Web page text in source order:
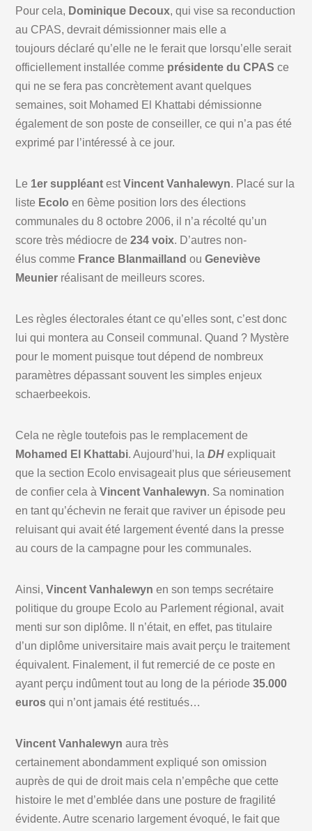
Pour cela, Dominique Decoux, qui vise sa reconduction
au CPAS, devrait démissionner mais elle a
toujours déclaré qu’elle ne le ferait que lorsqu’elle serait
officiellement installée comme présidente du CPAS ce
qui ne se fera pas concrètement avant quelques
semaines, soit Mohamed El Khattabi démissionne
également de son poste de conseiller, ce qui n’a pas été
exprimé par l’intéressé à ce jour.
Le 1er suppléant estVincent Vanhalewyn. Placé sur la
liste Ecolo en 6ème position lors des élections
communales du 8 octobre 2006, il n’a récolté qu’un
score très médiocre de234 voix. D’autres non-
élus comme France Blanmailland ouGeneviève
Meunier réalisant de meilleurs scores.
Les règles électorales étant ce qu’elles sont, c’est donc
lui qui montera au Conseil communal. Quand ? Mystère
pour le moment puisque tout dépend de nombreux
paramètres dépassant souvent les simples enjeux
schaerbeekois.
Cela ne règle toutefois pas le remplacement de
Mohamed El Khattabi. Aujourd’hui, laDH expliquait
que la section Ecolo envisageait plus que sérieusement
de confier cela àVincent Vanhalewyn. Sa nomination
en tant qu’échevin ne ferait que raviver un épisode peu
reluisant qui avait été largement éventé dans la presse
au cours de la campagne pour les communales.
Ainsi,Vincent Vanhalewyn en son temps secrétaire
politique du groupe Ecolo au Parlement régional, avait
menti sur son diplôme. Il n’était, en effet, pas titulaire
d’un diplôme universitaire mais avait perçu le traitement
équivalent. Finalement, il fut remercié de ce poste en
ayant perçu indûment tout au long de la période35.000
euros qui n’ont jamais été restitués…
Vincent Vanhalewyn aura très
certainement abondamment expliqué son omission
auprès de qui de droit mais cela n’empêche que cette
histoire le met d’emblée dans une posture de fragilité
évidente. Autre scenario largement évoqué, le fait que